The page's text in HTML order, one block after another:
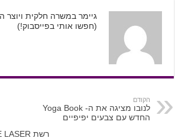
גיימר במשרה חלקית ויוצר
(חפשו אותי בפייסבוק!)
הקודם
לנובו מציגה את ה- Yoga Book
החדש עם צבעים יפיפיים